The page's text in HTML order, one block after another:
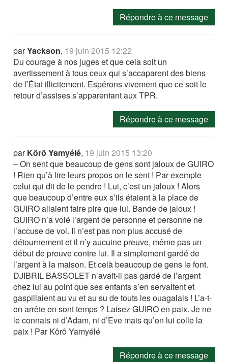
Répondre à ce message
parYackson, 19 juin 2015 12:22
Du courage à nos juges et que cela soit un
avertissement à tous ceux qui s’accaparent des biens
de l’État illicitement. Espérons vivement que ce soit le
retour d’assises s’apparentant aux TPR.
Répondre à ce message
parKôrô Yamyélé, 19 juin 2015 13:20
– On sent que beaucoup de gens sont jaloux de GUIRO
! Rien qu’à lire leurs propos on le sent ! Par exemple
celui qui dit de le pendre ! Lui, c’est un jaloux ! Alors
que beaucoup d’entre eux s’ils étaient à la place de
GUIRO allaient faire pire que lui. Bande de jaloux !
GUIRO n’a volé l’argent de personne et personne ne
l’accuse de vol. Il n’est pas non plus accusé de
détournement et il n’y aucuine preuve, même pas un
début de preuve contre lui. Il a simplement gardé de
l’argent à la maison. Et celà beaucoup de gens le font.
DJIBRIL BASSOLET n’avait-il pas gardé de l’argent
chez lui au point que ses enfants s’en servaitent et
gaspillaient au vu et au su de touts les ouagalais ! L’a-t-
on arrête en sont temps ? Laisez GUIRO en paix. Je ne
le connais ni d’Adam, ni d’Eve mais qu’on lui colle la
paix ! Par Kôrô Yamyélé
Répondre à ce message